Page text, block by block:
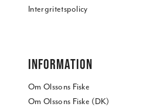
Intergritetspolicy
INFORMATION
Om Olssons Fiske
Om Olssons Fiske (DK)